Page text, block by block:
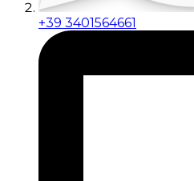
+39 3401564661